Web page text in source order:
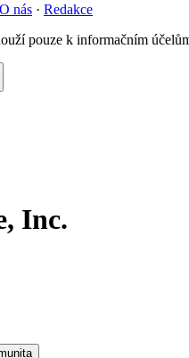
O nás · Redakce
pouze k informačním
Inc.